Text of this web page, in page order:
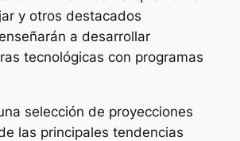
y otros destacados
a desarrollar
tecnológicas con programas
selección de proyecciones
las principales tendencias